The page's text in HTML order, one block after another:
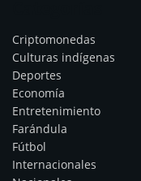
Criptomonedas
Culturas indígenas
Deportes
Economía
Entretenimiento
Farándula
Fútbol
Internacionales